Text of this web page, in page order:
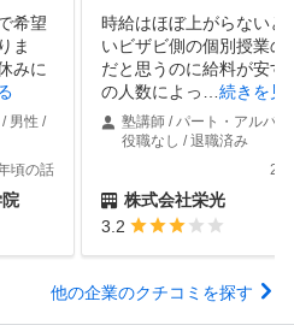
希望
ま
みに
男性 /
頃の話
時給はほぼ上がらないと
いビザビ側の個別授業の
だと思うのに給料が安す
の人数によっ
続きを見
塾講師 / パート・アルバ
役職なし / 退職済み
株式会社栄光
3.2
他の企業のクチコミを探す